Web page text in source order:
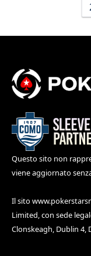
Questo sito non
viene aggiornato
Il sito
Limited, con sede
Clonskeagh, Dublin 4,